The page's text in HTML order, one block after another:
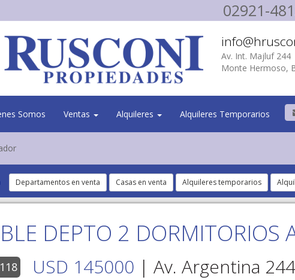
02921-
Av. Int. Majluf 244
Monte Hermoso,
Somos Ventas Alquileres Alquileres Temporarios
Departamentos en venta Casas en venta Alquileres temporarios
DEPTO 2 DORMITORIOS
USD 145000 | Av. Argentina 244